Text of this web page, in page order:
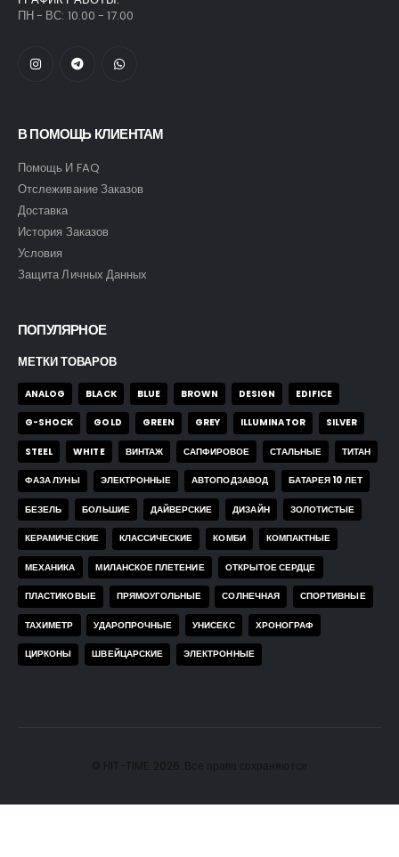
ПН - ВС: 10.00 - 17.00
В ПОМОЩЬ КЛИЕНТАМ
Помощь И FAQ
Отслеживание Заказов
Доставка
История Заказов
Условия
Защита Личных Данных
ПОПУЛЯРНОЕ
МЕТКИ ТОВАРОВ
ANALOG BLACK BLUE BROWN DESIGN EDIFICE
G-SHOCK GOLD GREEN GREY ILLUMINATOR SILVER
STEEL WHITE ВИНТАЖ САПФИРОВОЕ СТАЛЬНЫЕ ТИТАН
ФАЗА ЛУНЫ ЭЛЕКТРОННЫЕ АВТОПОДЗАВОД БАТАРЕЯ 10 ЛЕТ
БЕЗЕЛЬ БОЛЬШИЕ ДАЙВЕРСКИЕ ДИЗАЙН ЗОЛОТИСТЫЕ
КЕРАМИЧЕСКИЕ КЛАССИЧЕСКИЕ КОМБИ КОМПАКТНЫЕ
МЕХАНИКА МИЛАНСКОЕ ПЛЕТЕНИЕ ОТКРЫТОЕ СЕРДЦЕ
ПЛАСТИКОВЫЕ ПРЯМОУГОЛЬНЫЕ СОЛНЕЧНАЯ СПОРТИВНЫЕ
ТАХИМЕТР УДАРОПРОЧНЫЕ УНИСЕКС ХРОНОГРАФ
ЦИРКОНЫ ШВЕЙЦАРСКИЕ ЭЛЕКТРОННЫЕ
© HIT-TIME. 2026. Все права сохраняются